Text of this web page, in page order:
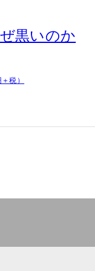
黒いのか
税）